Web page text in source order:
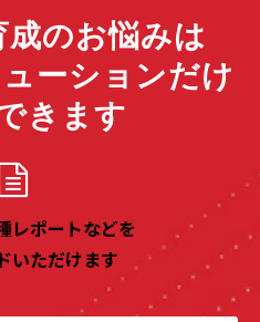
成のお悩みは
ーションだけ
きます
レポートなどを
いただけます